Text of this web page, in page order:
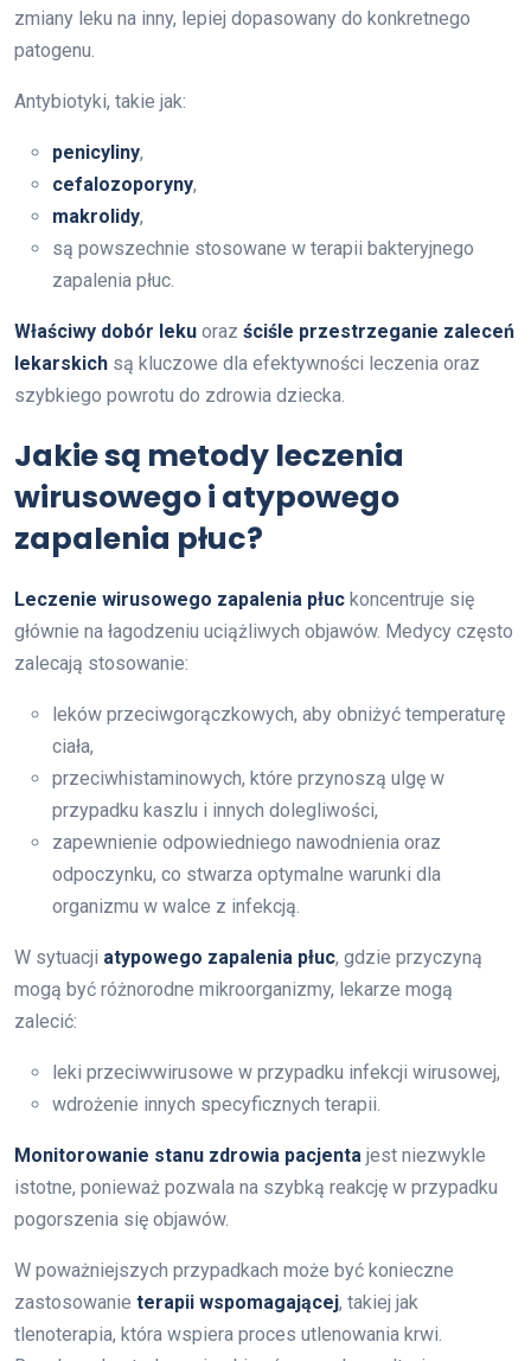
zmiany leku na inny, lepiej dopasowany do konkretnego
patogenu.
Antybiotyki, takie jak:
penicyliny,
cefalozoporyny,
makrolidy,
są powszechnie stosowane w terapii bakteryjnego
zapalenia płuc.
Właściwy dobór leku oraz ściśle przestrzeganie zaleceń
lekarskich są kluczowe dla efektywności leczenia oraz
szybkiego powrotu do zdrowia dziecka.
Jakie są metody leczenia
wirusowego i atypowego
zapalenia płuc?
Leczenie wirusowego zapalenia płuc koncentruje się
głównie na łagodzeniu uciążliwych objawów. Medycy często
zalecają stosowanie:
leków przeciwgorączkowych, aby obniżyć temperaturę
ciała,
przeciwhistaminowych, które przynoszą ulgę w
przypadku kaszlu i innych dolegliwości,
zapewnienie odpowiedniego nawodnienia oraz
odpoczynku, co stwarza optymalne warunki dla
organizmu w walce z infekcją.
W sytuacji atypowego zapalenia płuc, gdzie przyczyną
mogą być różnorodne mikroorganizmy, lekarze mogą
zalecić:
leki przeciwwirusowe w przypadku infekcji wirusowej,
wdrożenie innych specyficznych terapii.
Monitorowanie stanu zdrowia pacjenta jest niezwykle
istotne, ponieważ pozwala na szybką reakcję w przypadku
pogorszenia się objawów.
W poważniejszych przypadkach może być konieczne
zastosowanie terapii wspomagającej, takiej jak
tlenoterapia, która wspiera proces utlenowania krwi.